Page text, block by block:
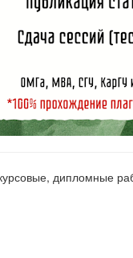
дипломные